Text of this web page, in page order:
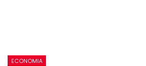
ECONOMIA